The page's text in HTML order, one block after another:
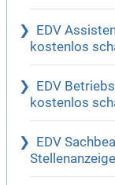
EDV
kostenlos
EDV
kostenlos
EDV